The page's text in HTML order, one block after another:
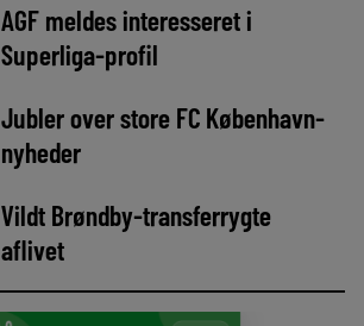
AGF meldes interesseret i
Superliga-profil
Jubler over store FC København-
nyheder
Vildt Brøndby-transferrygte
aflivet